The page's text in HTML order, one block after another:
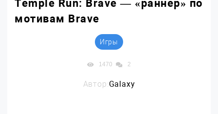
Temple Run: Brave — «раннер» по
мотивам Brave
Игры
1470 2
Автор:Galaxy